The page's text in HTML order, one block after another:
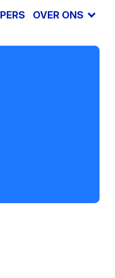
PERS OVER ONS